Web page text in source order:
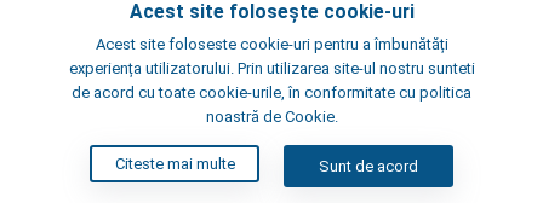
Acest site folosește cookie-uri
Acest site foloseste cookie-uri pentru a îmbunătăți
experiența utilizatorului. Prin utilizarea site-ul nostru sunteti
de acord cu toate cookie-urile, în conformitate cu politica
noastră de Cookie.
Citeste mai multe Sunt de acord
Adaugă Local